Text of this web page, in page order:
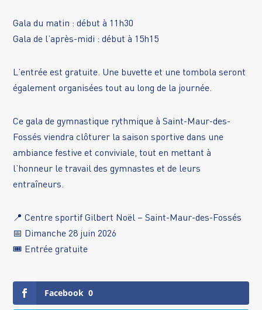
Gala du matin : début à 11h30
Gala de l’après-midi : début à 15h15
L’entrée est gratuite. Une buvette et une tombola seront
également organisées tout au long de la journée.
Ce gala de gymnastique rythmique à Saint-Maur-des-
Fossés viendra clôturer la saison sportive dans une
ambiance festive et conviviale, tout en mettant à
l’honneur le travail des gymnastes et de leurs
entraîneurs.
📍 Centre sportif Gilbert Noël – Saint-Maur-des-Fossés
📅 Dimanche 28 juin 2026
🎟️ Entrée gratuite
Facebook 0